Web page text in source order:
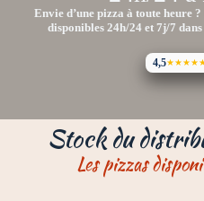
Envie d’une pizza à toute heure
disponibles 24h/24 et 7j/7
4,5
Stock du
Les pizzas